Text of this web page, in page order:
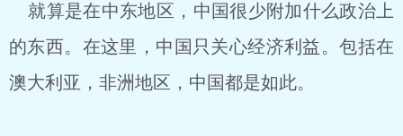
就算是在中东地区，中国很少附加什么政治上
的东西。在这里，中国只关心经济利益。包括在
澳大利亚，非洲地区，中国都是如此。